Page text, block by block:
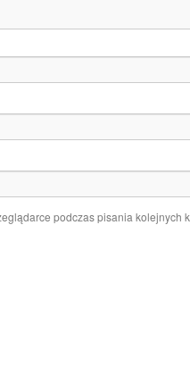
podczas pisania kolejnych